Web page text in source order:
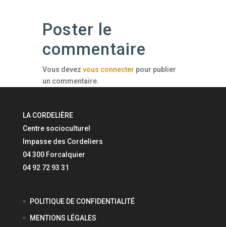
Poster le
commentaire
Vous devez vous connecter pour publier
un commentaire.
LA CORDELIÈRE
Centre socioculturel
Impasse des Cordeliers
04 300 Forcalquier
04 92 72 93 31
POLITIQUE DE CONFIDENTIALITÉ
MENTIONS LÉGALES